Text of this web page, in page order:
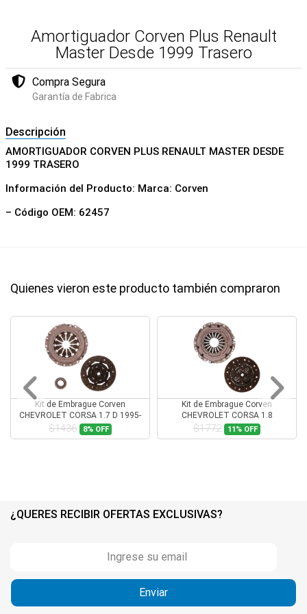
Amortiguador Corven Plus Renault
Master Desde 1999 Trasero
Compra Segura
Garantía de Fabrica
Descripción
AMORTIGUADOR CORVEN PLUS RENAULT MASTER DESDE
1999 TRASERO
Información del Producto: Marca: Corven
– Código OEM: 62457
Quienes vieron este producto también compraron
Kit de Embrague Corven
CHEVROLET CORSA 1.7 D 1995-
1999
$1436 8% OFF
Kit de Embrague Corven
CHEVROLET CORSA 1.8
$1772 11% OFF
¿QUERES RECIBIR OFERTAS EXCLUSIVAS?